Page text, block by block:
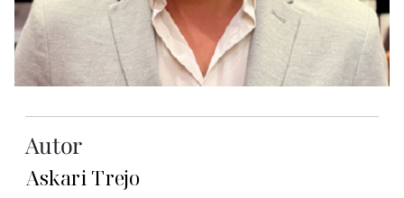
Autor
Askari Trejo